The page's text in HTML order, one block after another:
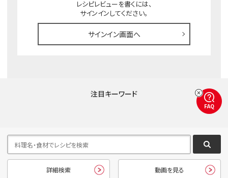
レシピレビューを書くには、
サインインしてください。
サインイン画面へ
注目キーワード
詳細検索 動画を見る
FAQ